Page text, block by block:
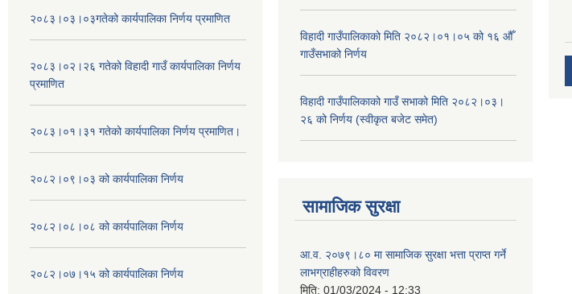
२०८३।०३।०३गतेको कार्यपालिका निर्णय प्रमाणित
२०८३।०२।२६ गतेको विहादी गाउँ कार्यपालिका निर्णय
प्रमाणित
२०८३।०१।३१ गतेको कार्यपालिका निर्णय प्रमाणित।
२०८२।०९।०३ को कार्यपालिका निर्णय
२०८२।०८।०८ को कार्यपालिका निर्णय
२०८२।०७।१५ को कार्यपालिका निर्णय
विहादी गाउँपालिकाको मिति २०८२।०१।०५ को १६ औँ
गाउँसभाको निर्णय
विहादी गाउँपालिकाको गाउँ सभाको मिति २०८२।०३।
२६ को निर्णय (स्वीकृत बजेट समेत)
सामाजिक सुरक्षा
आ.व. २०७९।८० मा सामाजिक सुरक्षा भत्ता प्राप्त गर्ने
लाभग्राहीहरुको विवरण
मिति: 01/03/2024 - 12:33